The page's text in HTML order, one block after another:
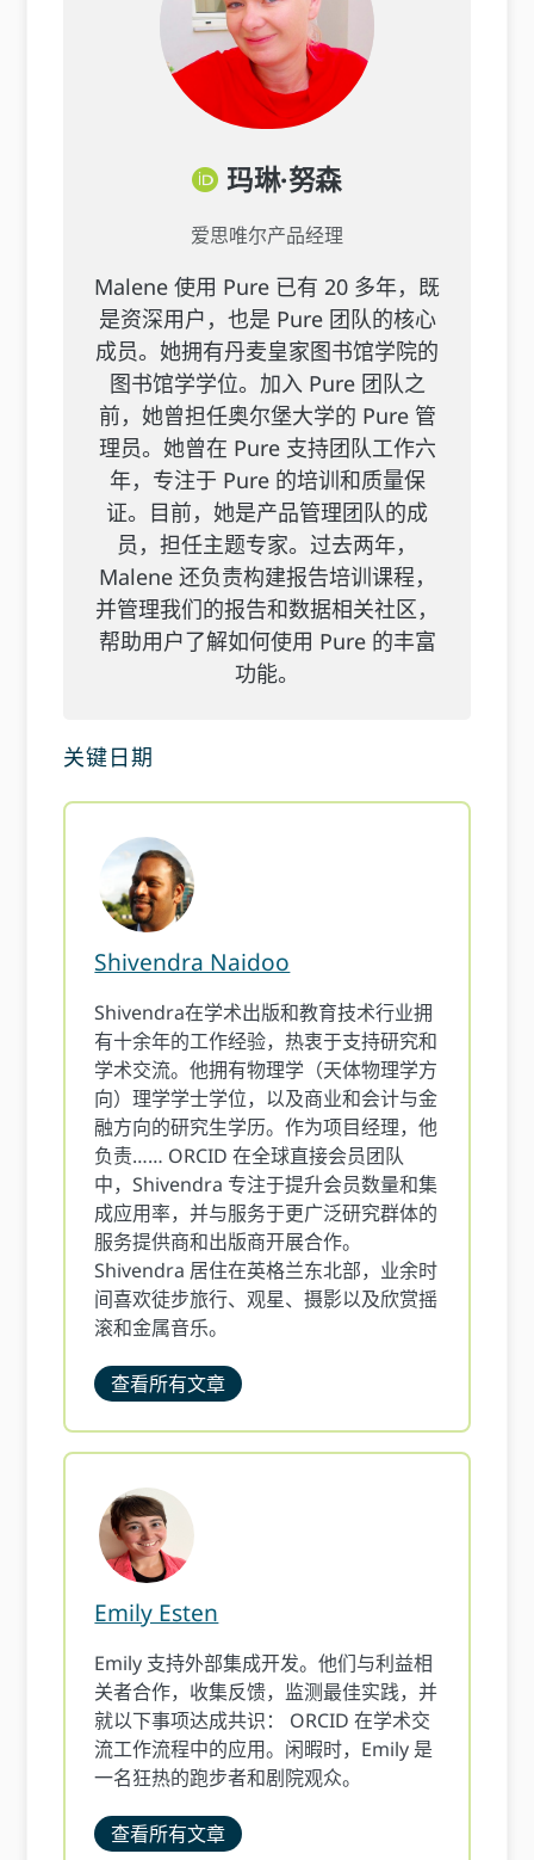
玛琳·努森
爱思唯尔产品经理
Malene 使用 Pure 已有 20 多年，既
是资深用户，也是 Pure 团队的核心
成员。她拥有丹麦皇家图书馆学院的
图书馆学学位。加入 Pure 团队之
前，她曾担任奥尔堡大学的 Pure 管
理员。她曾在 Pure 支持团队工作六
年，专注于 Pure 的培训和质量保
证。目前，她是产品管理团队的成
员，担任主题专家。过去两年，
Malene 还负责构建报告培训课程，
并管理我们的报告和数据相关社区，
帮助用户了解如何使用 Pure 的丰富
功能。
关键日期
Shivendra Naidoo
Shivendra在学术出版和教育技术行业拥
有十余年的工作经验，热衷于支持研究和
学术交流。他拥有物理学（天体物理学方
向）理学学士学位，以及商业和会计与金
融方向的研究生学历。作为项目经理，他
负责…… ORCID 在全球直接会员团队
中，Shivendra 专注于提升会员数量和集
成应用率，并与服务于更广泛研究群体的
服务提供商和出版商开展合作。
Shivendra 居住在英格兰东北部，业余时
间喜欢徒步旅行、观星、摄影以及欣赏摇
滚和金属音乐。
查看所有文章
Emily Esten
Emily 支持外部集成开发。他们与利益相
关者合作，收集反馈，监测最佳实践，并
就以下事项达成共识： ORCID 在学术交
流工作流程中的应用。闲暇时，Emily 是
一名狂热的跑步者和剧院观众。
查看所有文章